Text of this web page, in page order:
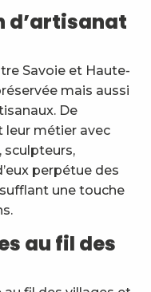
en terre
d’artisanat
Savoie et Haute-
mais aussi
De
leur métier avec
sculpteurs,
perpétue des
une touche
au fil des